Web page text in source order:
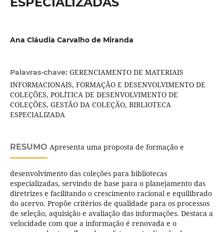
Ana Cláudia Carvalho de Miranda
Palavras-chave: GERENCIAMENTO DE MATERIAIS
INFORMACIONAIS, FORMAÇÃO E DESENVOLVIMENTO DE
COLEÇÕES, POLÍTICA DE DESENVOLVIMENTO DE
COLEÇÕES, GESTÃO DA COLEÇÃO, BIBLIOTECA
ESPECIALIZADA
RESUMO Apresenta uma proposta de formação e
desenvolvimento das coleções para bibliotecas
especializadas, servindo de base para o planejamento das
diretrizes e facilitando o crescimento racional e equilibrado
do acervo. Propõe critérios de qualidade para os processos
de seleção, aquisição e avaliação das informações. Destaca a
velocidade com que a informação é renovada e o